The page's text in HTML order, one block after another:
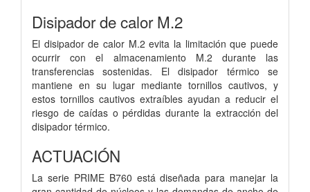
Disipador de calor M.2
El disipador de calor M.2 evita la limitación que puede
ocurrir con el almacenamiento M.2 durante las
transferencias sostenidas. El disipador térmico se
mantiene en su lugar mediante tornillos cautivos, y
estos tornillos cautivos extraíbles ayudan a reducir el
riesgo de caídas o pérdidas durante la extracción del
disipador térmico.
ACTUACIÓN
La serie PRIME B760 está diseñada para manejar la